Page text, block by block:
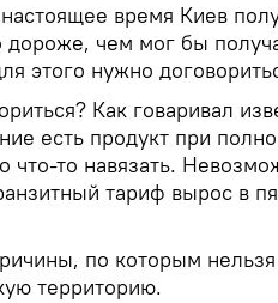
время Киев
чем мог бы
этого нужно
Как говаривал
есть продукт при
то навязать.
тариф вырос в
по которым нельзя
территорию.